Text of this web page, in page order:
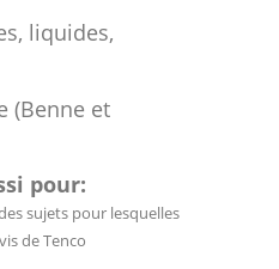
liquides,
(Benne et
pour:
sujets pour lesquelles
de Tenco